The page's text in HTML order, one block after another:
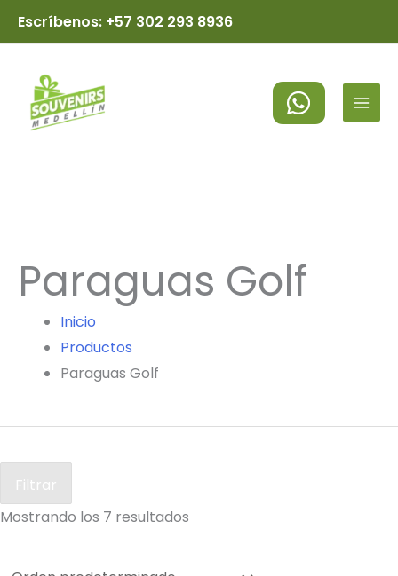
Escríbenos: +57 302 293 8936
Paraguas Golf
Inicio
Productos
Paraguas Golf
Filtrar
Mostrando los 7 resultados